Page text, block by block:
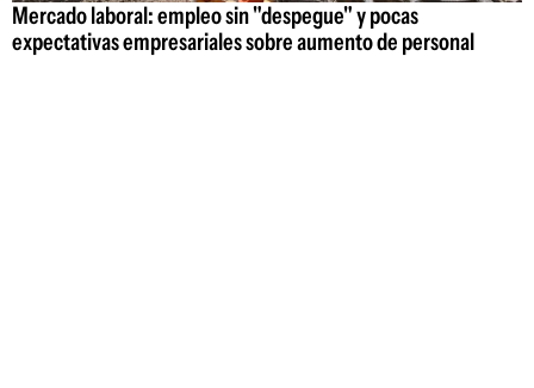
Mercado laboral: empleo sin "despegue" y pocas
expectativas empresariales sobre aumento de personal